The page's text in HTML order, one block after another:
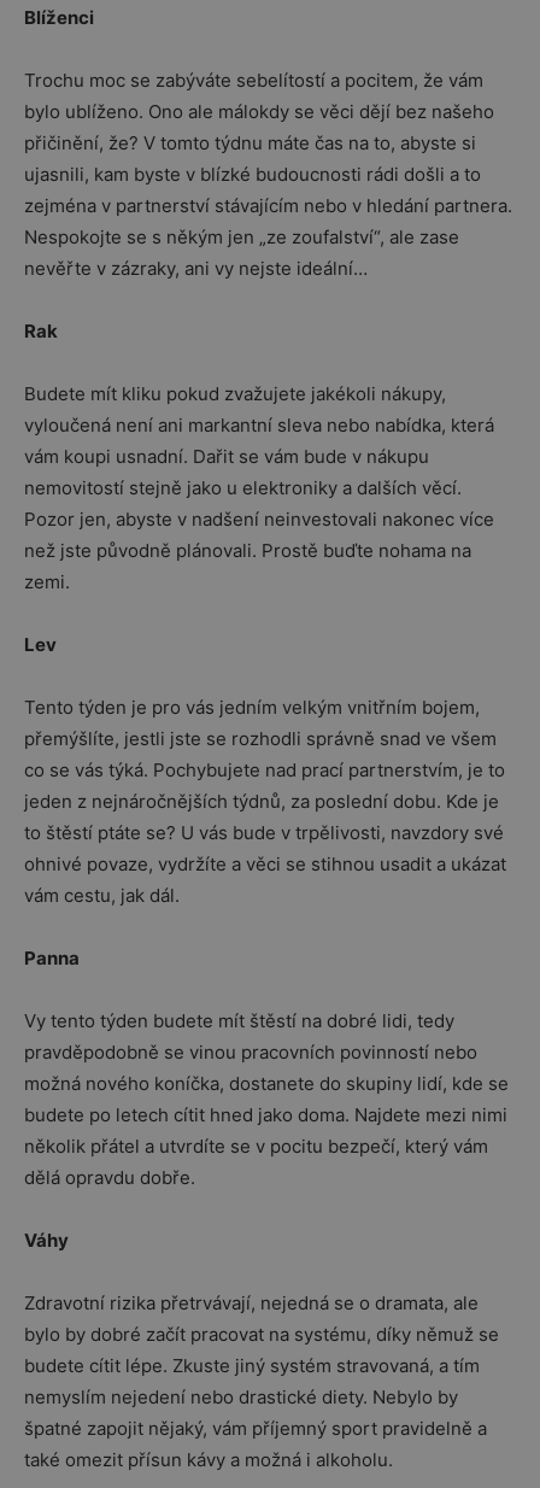
Blíženci
Trochu moc se zabýváte sebelítostí a pocitem, že vám
bylo ublíženo. Ono ale málokdy se věci dějí bez našeho
přičinění, že? V tomto týdnu máte čas na to, abyste si
ujasnili, kam byste v blízké budoucnosti rádi došli a to
zejména v partnerství stávajícím nebo v hledání partnera.
Nespokojte se s někým jen „ze zoufalství“, ale zase
nevěřte v zázraky, ani vy nejste ideální…
Rak
Budete mít kliku pokud zvažujete jakékoli nákupy,
vyloučená není ani markantní sleva nebo nabídka, která
vám koupi usnadní. Dařit se vám bude v nákupu
nemovitostí stejně jako u elektroniky a dalších věcí.
Pozor jen, abyste v nadšení neinvestovali nakonec více
než jste původně plánovali. Prostě buďte nohama na
zemi.
Lev
Tento týden je pro vás jedním velkým vnitřním bojem,
přemýšlíte, jestli jste se rozhodli správně snad ve všem
co se vás týká. Pochybujete nad prací partnerstvím, je to
jeden z nejnáročnějších týdnů, za poslední dobu. Kde je
to štěstí ptáte se? U vás bude v trpělivosti, navzdory své
ohnivé povaze, vydržíte a věci se stihnou usadit a ukázat
vám cestu, jak dál.
Panna
Vy tento týden budete mít štěstí na dobré lidi, tedy
pravděpodobně se vinou pracovních povinností nebo
možná nového koníčka, dostanete do skupiny lidí, kde se
budete po letech cítit hned jako doma. Najdete mezi nimi
několik přátel a utvrdíte se v pocitu bezpečí, který vám
dělá opravdu dobře.
Váhy
Zdravotní rizika přetrvávají, nejedná se o dramata, ale
bylo by dobré začít pracovat na systému, díky němuž se
budete cítit lépe. Zkuste jiný systém stravovaná, a tím
nemyslím nejedení nebo drastické diety. Nebylo by
špatné zapojit nějaký, vám příjemný sport pravidelně a
také omezit přísun kávy a možná i alkoholu.